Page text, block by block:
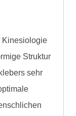
Kinesiologie
Struktur
sehr